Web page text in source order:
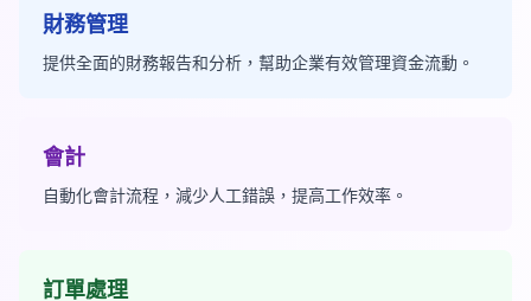
財務管理
提供全面的財務報告和分析，幫助企業有效管理資金流動。
會計
自動化會計流程，減少人工錯誤，提高工作效率。
訂單處理